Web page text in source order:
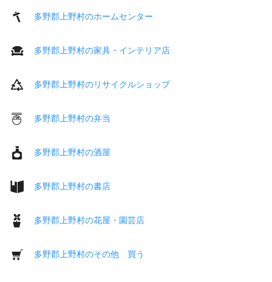
多野郡上野村のホームセンター
多野郡上野村の家具・インテリア店
多野郡上野村のリサイクルショップ
多野郡上野村の弁当
多野郡上野村の酒屋
多野郡上野村の書店
多野郡上野村の花屋・園芸店
多野郡上野村のその他 買う